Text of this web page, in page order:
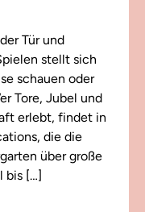
Tür und
stellt sich
schauen oder
Tore, Jubel und
erlebt, findet in
die die
über große
bis […]